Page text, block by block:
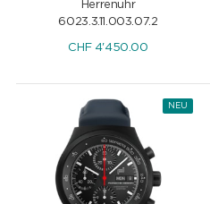
Herrenuhr
6023.3.11.003.07.2
CHF4'450.00
NEU